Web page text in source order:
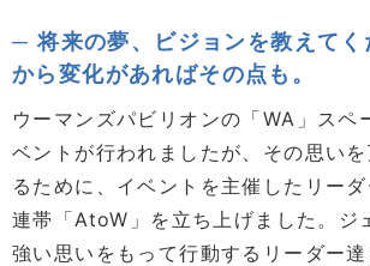
将来の夢、ビジョンを教えて
から変化があればその点も。
ウーマンズパビリオンの「WA」スペ
ベントが行われましたが、その思い
るために、イベントを主催したリー
連帯「AtoW」を立ち上げました。ジ
強い思いをもって行動するリーダー達